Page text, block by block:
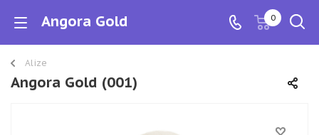
Angora Gold 0
Alize
Angora Gold (001)